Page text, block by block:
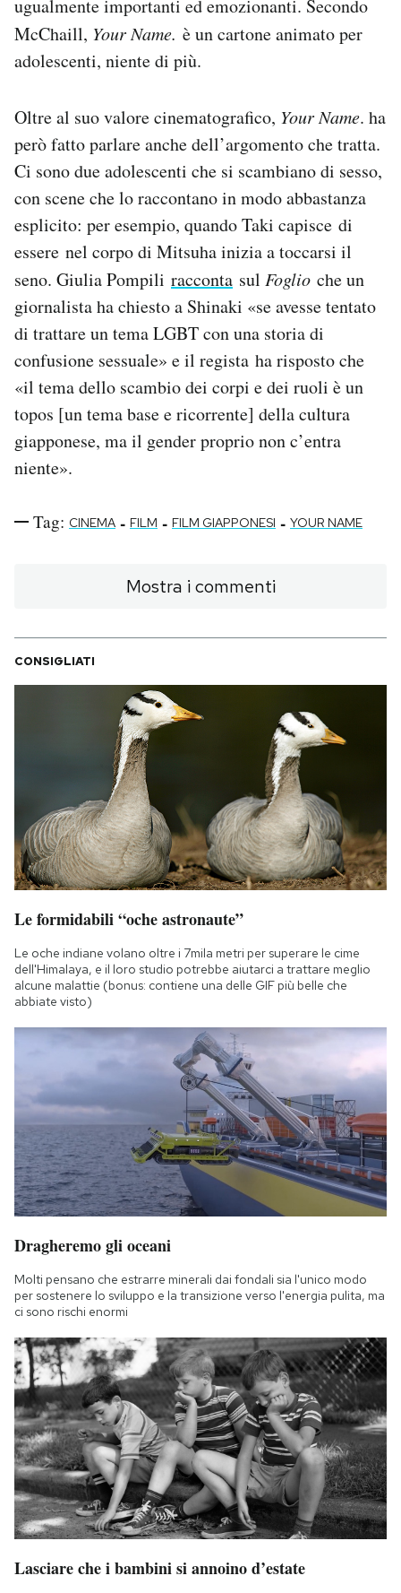
ugualmente importanti ed emozionanti. Secondo
McChaill, Your Name. è un cartone animato per
adolescenti, niente di più.
Oltre al suo valore cinematografico, Your Name. ha
però fatto parlare anche dell’argomento che tratta.
Ci sono due adolescenti che si scambiano di sesso,
con scene che lo raccontano in modo abbastanza
esplicito: per esempio, quando Taki capisce di
essere nel corpo di Mitsuha inizia a toccarsi il
seno. Giulia Pompili racconta sul Foglio che un
giornalista ha chiesto a Shinaki «se avesse tentato
di trattare un tema LGBT con una storia di
confusione sessuale» e il regista ha risposto che
«il tema dello scambio dei corpi e dei ruoli è un
topos [un tema base e ricorrente] della cultura
giapponese, ma il gender proprio non c’entra
niente».
Tag: CINEMA - FILM - FILM GIAPPONESI - YOUR NAME
Mostra i commenti
CONSIGLIATI
Le formidabili “oche astronaute”
Le oche indiane volano oltre i 7mila metri per superare le cime
dell'Himalaya, e il loro studio potrebbe aiutarci a trattare meglio
alcune malattie (bonus: contiene una delle GIF più belle che
abbiate visto)
Dragheremo gli oceani
Molti pensano che estrarre minerali dai fondali sia l'unico modo
per sostenere lo sviluppo e la transizione verso l'energia pulita, ma
ci sono rischi enormi
Lasciare che i bambini si annoino d’estate